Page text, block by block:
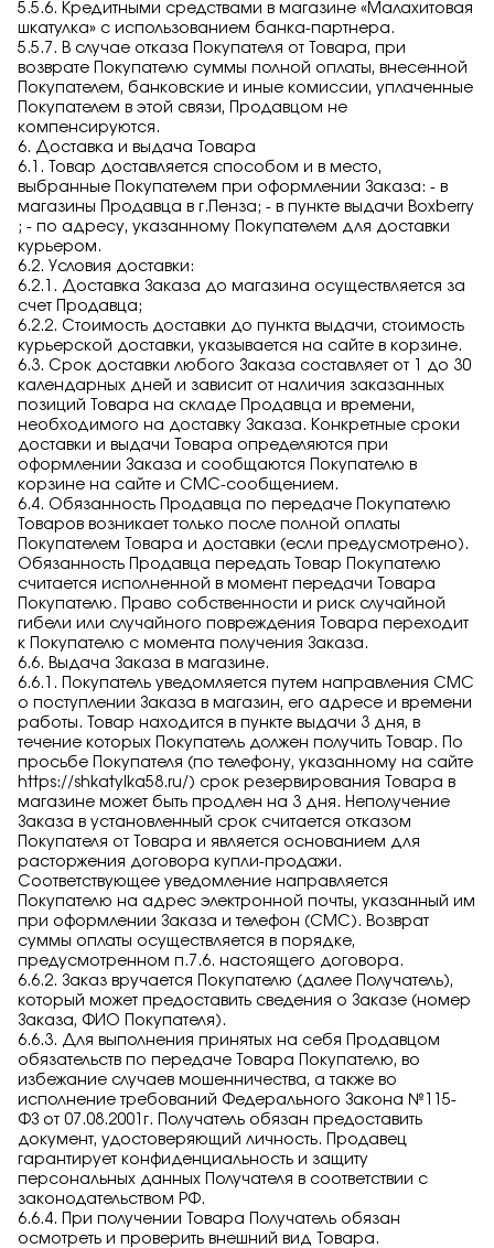
5.5.6. Кредитными средствами в магазине «Малахитовая
шкатулка» с использованием банка-партнера.
5.5.7. В случае отказа Покупателя от Товара, при
возврате Покупателю суммы полной оплаты, внесенной
Покупателем, банковские и иные комиссии, уплаченные
Покупателем в этой связи, Продавцом не
компенсируются.
6. Доставка и выдача Товара
6.1. Товар доставляется способом и в место,
выбранные Покупателем при оформлении Заказа: - в
магазины Продавца в г.Пенза; - в пункте выдачи Boxberry
; - по адресу, указанному Покупателем для доставки
курьером.
6.2. Условия доставки:
6.2.1. Доставка Заказа до магазина осуществляется за
счет Продавца;
6.2.2. Стоимость доставки до пункта выдачи, стоимость
курьерской доставки, указывается на сайте в корзине.
6.3. Срок доставки любого Заказа составляет от 1 до 30
календарных дней и зависит от наличия заказанных
позиций Товара на складе Продавца и времени,
необходимого на доставку Заказа. Конкретные сроки
доставки и выдачи Товара определяются при
оформлении Заказа и сообщаются Покупателю в
корзине на сайте и СМС-сообщением.
6.4. Обязанность Продавца по передаче Покупателю
Товаров возникает только после полной оплаты
Покупателем Товара и доставки (если предусмотрено).
Обязанность Продавца передать Товар Покупателю
считается исполненной в момент передачи Товара
Покупателю. Право собственности и риск случайной
гибели или случайного повреждения Товара переходит
к Покупателю с момента получения Заказа.
6.6. Выдача Заказа в магазине.
6.6.1. Покупатель уведомляется путем направления СМС
о поступлении Заказа в магазин, его адресе и времени
работы. Товар находится в пункте выдачи 3 дня, в
течение которых Покупатель должен получить Товар. По
просьбе Покупателя (по телефону, указанному на сайте
https://shkatylka58.ru/ ) срок резервирования Товара в
магазине может быть продлен на 3 дня. Неполучение
Заказа в установленный срок считается отказом
Покупателя от Товара и является основанием для
расторжения договора купли-продажи.
Соответствующее уведомление направляется
Покупателю на адрес электронной почты, указанный им
при оформлении Заказа и телефон (СМС). Возврат
суммы оплаты осуществляется в порядке,
предусмотренном п.7.6. настоящего договора.
6.6.2. Заказ вручается Покупателю (далее Получатель),
который может предоставить сведения о Заказе (номер
Заказа, ФИО Покупателя).
6.6.3. Для выполнения принятых на себя Продавцом
обязательств по передаче Товара Покупателю, во
избежание случаев мошенничества, а также во
исполнение требований Федерального Закона №115-
ФЗ от 07.08.2001г. Получатель обязан предоставить
документ, удостоверяющий личность. Продавец
гарантирует конфиденциальность и защиту
персональных данных Получателя в соответствии с
законодательством РФ.
6.6.4. При получении Товара Получатель обязан
осмотреть и проверить внешний вид Товара.